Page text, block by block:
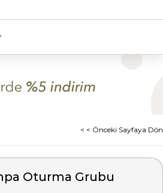
< < Önceki Sayfaya Dön
Oturma Grubu